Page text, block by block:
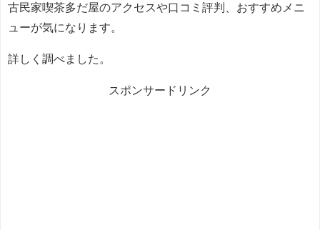
古民家喫茶多だ屋のアクセスや口コミ評判、おすすめメニ
ューが気になります。
詳しく調べました。
スポンサードリンク